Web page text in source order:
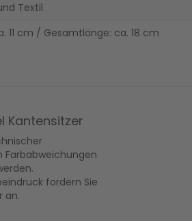
Textil
11 cm / Gesamtlänge: ca. 18 cm
Kantensitzer
Farbabweichungen
fordern Sie
an.